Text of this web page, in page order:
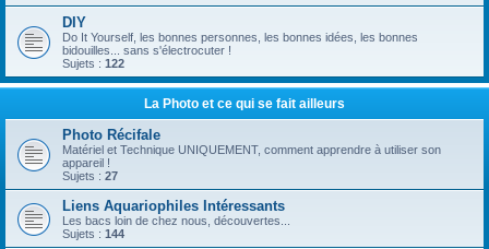
DIY
Do It Yourself, les bonnes personnes, les bonnes idées, les bonnes
bidouilles... sans s'électrocuter !
Sujets : 122
La Photo et ce qui se fait ailleurs
Photo Récifale
Matériel et Technique UNIQUEMENT, comment apprendre à utiliser son
appareil !
Sujets : 27
Liens Aquariophiles Intéressants
Les bacs loin de chez nous, découvertes...
Sujets : 144